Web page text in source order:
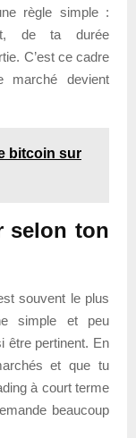
règle simple :
de ta durée
C’est ce cadre
marché devient
bitcoin sur
selon ton
souvent le plus
simple et peu
être pertinent. En
et que tu
à court terme
beaucoup